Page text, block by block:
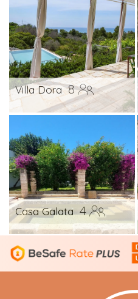
Villa Dora 8
Casa Galata 4